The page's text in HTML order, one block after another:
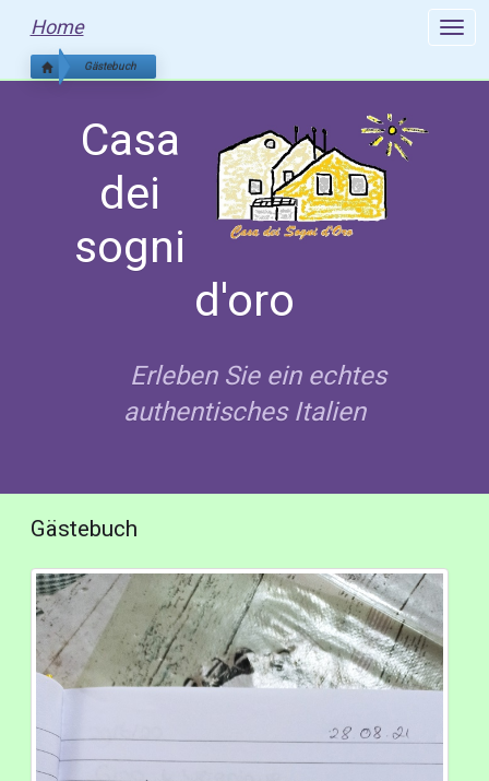
Toggle
Home
Gästebuch
Casa
dei
sogni
d'oro
Erleben Sie ein echtes
authentisches Italien
Gästebuch